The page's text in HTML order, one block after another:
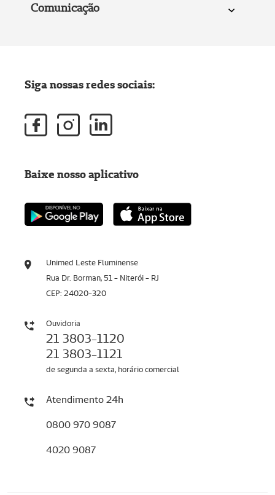
Comunicação
Unimed Leste Fluminense
Rua Dr. Borman, 51 - Niterói - RJ
CEP: 24020-320
Ouvidoria
21 3803-1120
21 3803-1121
de segunda a sexta, horário comercial
Atendimento 24h
0800 970 9087
4020 9087
Siga nossas redes sociais:
Baixe nosso aplicativo